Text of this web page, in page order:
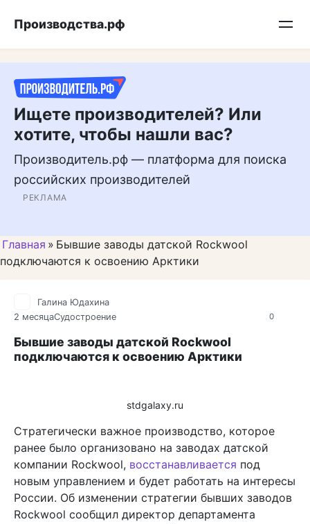
Подписывайтесь на нас в MAX
Производства.рф
Ищете производителей? Или
хотите, чтобы нашли вас?
Производитель.рф — платформа для поиска
российских производителей
РЕКЛАМА
Главная » Бывшие заводы датской Rockwool
подключаются к освоению Арктики
0
Галина Юдахина
2 месяцаСудостроение
Бывшие заводы датской Rockwool
подключаются к освоению Арктики
stdgalaxy.ru
Стратегически важное производство, которое
ранее было организовано на заводах датской
компании Rockwool, восстанавливается под
новым управлением и будет работать на интересы
России. Об изменении стратегии бывших заводов
Rockwool сообщил директор департамента